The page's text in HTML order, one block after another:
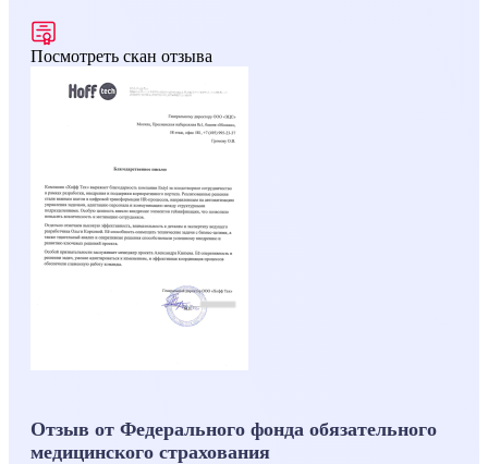
Посмотреть скан отзыва
Отзыв от Федерального фонда обязательного
медицинского страхования